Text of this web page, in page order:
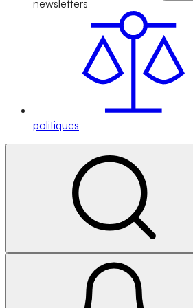
newsletters
politiques